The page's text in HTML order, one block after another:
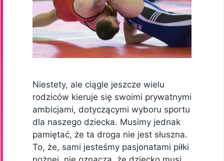
Niestety, ale ciągle jeszcze wielu
rodziców kieruje się swoimi prywatnymi
ambicjami, dotyczącymi wyboru sportu
dla naszego dziecka. Musimy jednak
pamiętać, że ta droga nie jest słuszna.
To, że, sami jesteśmy pasjonatami piłki